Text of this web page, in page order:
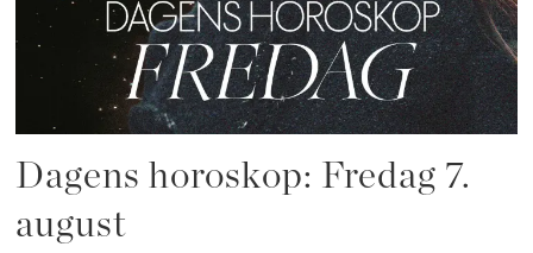
Dagens horoskop: Fredag 7.
august